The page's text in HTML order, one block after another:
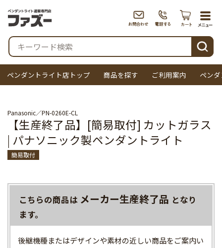
検索
ペンダントライト店トップ 商品を探す ご利用案内 ペン
Panasonic PN-0260E-CL
【生産終了品】[簡易取付] カットガラス
| パナソニック製ペンダントライト
簡易取付
こちらの商品は メーカー生産終了品 となり
ます。
後継機種またはデザインや素材の近しい商品をご案内い